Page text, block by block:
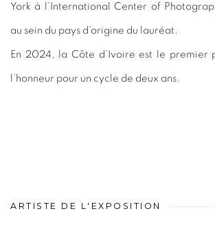
York à l’International Center of
au sein du pays d’origine du lauréat.
En 2024, la Côte d’Ivoire est le premier
l’honneur pour un cycle de deux ans.
ARTISTE DE L'EXPOSITION